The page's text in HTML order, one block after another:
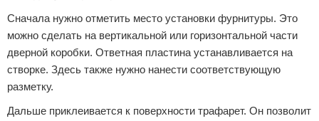
Сначала нужно отметить место установки фурнитуры. Это
можно сделать на вертикальной или горизонтальной части
дверной коробки. Ответная пластина устанавливается на
створке. Здесь также нужно нанести соответствующую
разметку.
Дальше приклеивается к поверхности трафарет. Он позволит